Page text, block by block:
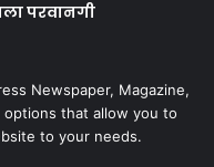
परवानगी
Newspaper, Magazine,
options that allow you to
to your needs.